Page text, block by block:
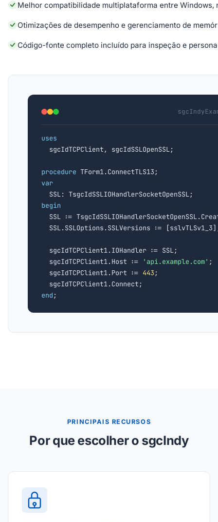
Melhor compatibilidade multiplataforma entre Windows,
Otimizações de desempenho e gerenciamento de
Código-fonte completo incluído para inspeção e
uses
sgcIdTCPClient, sgcIdSSLOpenSSL;
procedure
var
begin
SSL :=
SSL.SSLOptions.SSLVersions :=
  sgcIdTCPClient1.IOHandler := SSL;
  sgcIdTCPClient1.Host :=
'api.example.com' ;
  sgcIdTCPClient1.Port :=
443 ;
end ;
PRINCIPAIS RECURSOS
Por que escolher o sgcIndy